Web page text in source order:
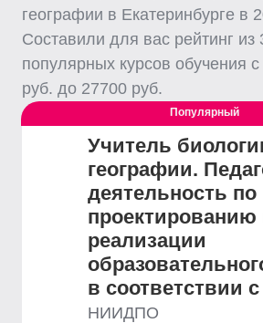
географии в Екатеринбурге в
Составили для вас рейтинг из
популярных курсов обучения
руб. до 27700 руб.
Популярный
Учитель
географии.
деятельность по
проектированию
реализации
в соответствии
НИИДПО